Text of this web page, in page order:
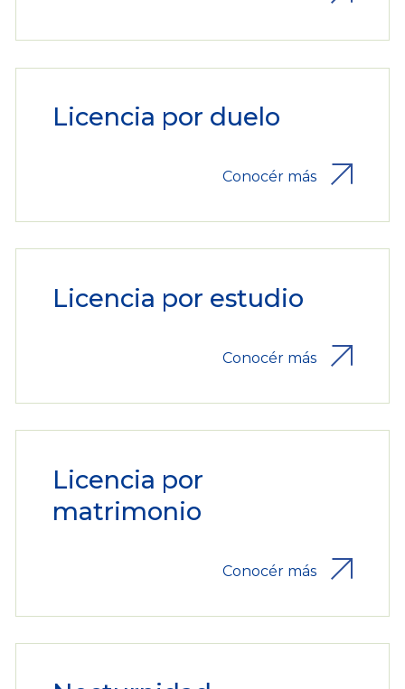
Licencia por duelo
Conocér más
Licencia por estudio
Conocér más
Licencia por
matrimonio
Conocér más